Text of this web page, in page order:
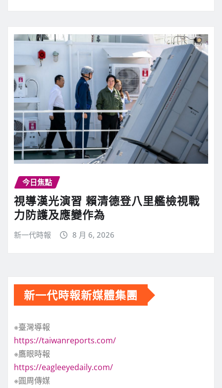
今日焦點
視導漢光演習 賴清德登八里艦檢視戰
力防護及應變作為
新一代時報 8 月 6, 2026
新一代時報新媒體集團
※臺灣導報
https://taiwanreports.com/
※鷹眼時報
https://eagleeyedaily.com/
※圓周傳媒